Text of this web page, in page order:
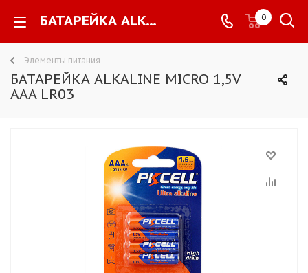
БАТАРЕЙКА ALKALINE MICRO 1,5V AAA LR03 - 0
Элементы питания
БАТАРЕЙКА ALKALINE MICRO 1,5V
AAA LR03